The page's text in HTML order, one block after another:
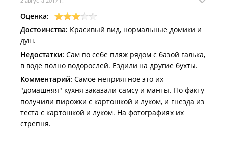
Оценка:
Достоинства: Красивый вид, нормальные домики и
душ.
Недостатки: Сам по себе пляж рядом с базой галька,
в воде полно водорослей. Ездили на другие бухты.
Комментарий: Самое неприятное это их
"домашняя" кухня заказали самсу и манты. По факту
получили пирожки с картошкой и луком, и гнезда из
теста с картошкой и луком. На фотографиях их
стрепня.